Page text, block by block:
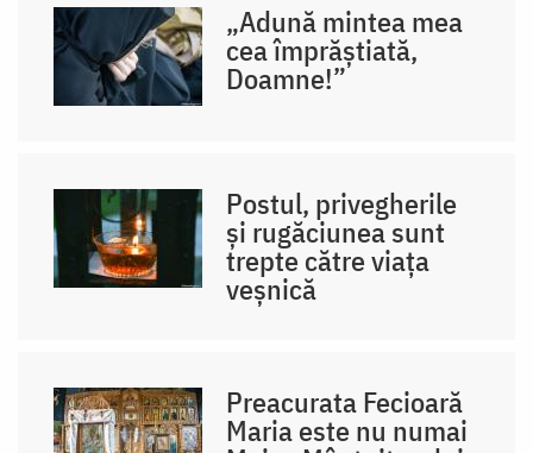
„Adună mintea mea
cea împrăștiată,
Doamne!”
Postul, privegherile
și rugăciunea sunt
trepte către viața
veșnică
Preacurata Fecioară
Maria este nu numai